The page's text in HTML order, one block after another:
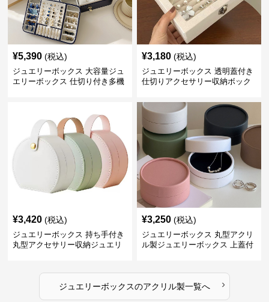
¥5,390 (税込)
ジュエリーボックス 大容量ジュ
エリーボックス 仕切り付き多機
¥3,180 (税込)
ジュエリーボックス 透明蓋付き
仕切りアクセサリー収納ボック
¥3,420 (税込)
ジュエリーボックス 持ち手付き
丸型アクセサリー収納ジュエリ
¥3,250 (税込)
ジュエリーボックス 丸型アクリ
ル製ジュエリーボックス 上蓋付
ジュエリーボックスのアクリル製一覧へ ›